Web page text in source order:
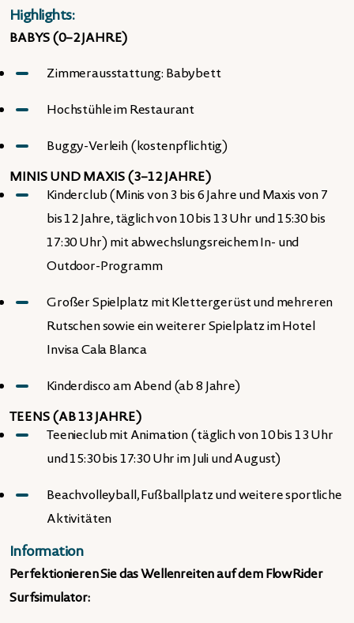
Highlights:
BABYS (0–2 JAHRE)
Zimmerausstattung: Babybett
Hochstühle im Restaurant
Buggy-Verleih (kostenpflichtig)
MINIS UND MAXIS (3–12 JAHRE)
Kinderclub (Minis von 3 bis 6 Jahre und Maxis von 7
bis 12 Jahre, täglich von 10 bis 13 Uhr und 15:30 bis
17:30 Uhr) mit abwechslungsreichem In- und
Outdoor-Programm
Großer Spielplatz mit Klettergerüst und mehreren
Rutschen sowie ein weiterer Spielplatz im Hotel
Invisa Cala Blanca
Kinderdisco am Abend (ab 8 Jahre)
TEENS (AB 13 JAHRE)
Teenieclub mit Animation (täglich von 10 bis 13 Uhr
und 15:30 bis 17:30 Uhr im Juli und August)
Beachvolleyball, Fußballplatz und weitere sportliche
Aktivitäten
Information
Perfektionieren Sie das Wellenreiten auf dem FlowRider
Surfsimulator: